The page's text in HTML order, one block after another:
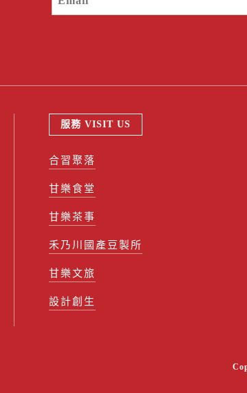
服務 VISIT US
合習聚落
甘樂食堂
甘樂茶事
禾乃川國產豆製所
甘樂文旅
設計創生